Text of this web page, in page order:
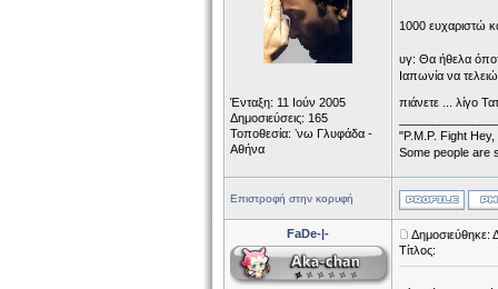
Ένταξη: 11 Ιούν 2005
Δημοσιεύσεις: 165
Τοποθεσία: ʼνω Γλυφάδα -
Αθήνα
1000 ευχαριστώ
υγ: Θα ήθελα
Ιαπωνία να
πιάνετε ... λίγο
"P.M.P. Fight
Some people are
Επιστροφή στην κορυφή
FaDe-|-
Δημοσιεύθηκε:
Τίτλος: